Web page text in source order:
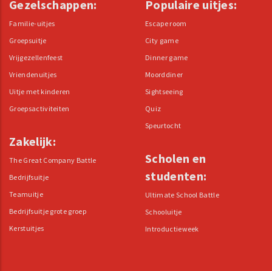
Gezelschappen:
Familie-uitjes
Groepsuitje
Vrijgezellenfeest
Vriendenuitjes
Uitje met kinderen
Groepsactiviteiten
Zakelijk:
The Great Company Battle
Bedrijfsuitje
Teamuitje
Bedrijfsuitje grote groep
Kerstuitjes
Populaire uitjes:
Escape room
City game
Dinner game
Moorddiner
Sightseeing
Quiz
Speurtocht
Scholen en
studenten:
Ultimate School Battle
Schooluitje
Introductieweek